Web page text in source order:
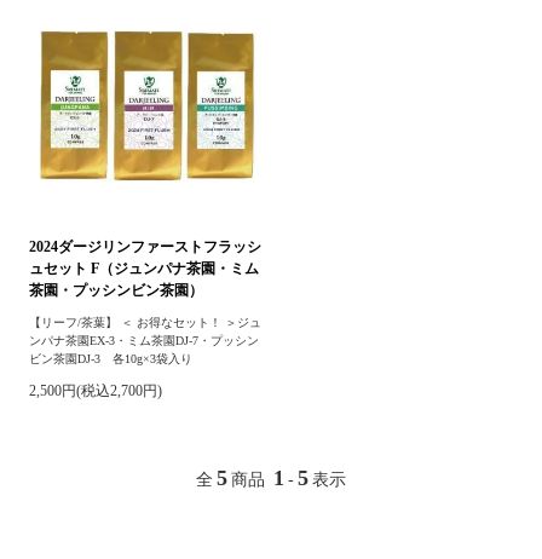
2024ダージリンファーストフラッシ
ュセット F（ジュンパナ茶園・ミム
茶園・プッシンビン茶園）
【リーフ/茶葉】 ＜ お得なセット！ ＞ジュ
ンパナ茶園EX-3・ミム茶園DJ-7・プッシン
ビン茶園DJ-3 各10g×3袋入り
2,500円(税込2,700円)
全 5 商品 1 - 5 表示